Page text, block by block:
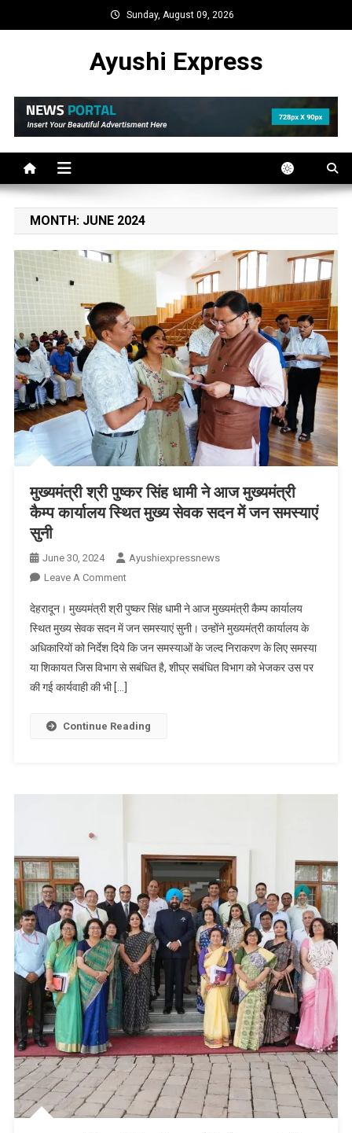
to
Sunday, August 09, 2026
Ayushi Express
MONTH: JUNE 2024
मुख्यमंत्री श्री पुष्कर सिंह धामी ने आज मुख्यमंत्री
कैम्प कार्यालय स्थित मुख्य सेवक सदन में जन समस्याएं
सुनी
June 30, 2024
Ayushiexpressnews
Leave A CommentOn
श्री
पुष्कर
सिंह
धामी
ने
मुख्यमंत्री
मुख्य
समस्याएं
सुनी
देहरादून। मुख्यमंत्री श्री पुष्कर सिंह धामी ने आज मुख्यमंत्री कैम्प कार्यालय
स्थित मुख्य सेवक सदन में जन समस्याएं सुनी। उन्होंने मुख्यमंत्री कार्यालय के
अधिकारियों को निर्देश दिये कि जन समस्याओं के जल्द निराकरण के लिए समस्या
या शिकायत जिस विभाग से सबंधित है, शीघ्र सबंधित विभाग को भेजकर उस पर
की गई कार्यवाही की भी […]
Continue Reading